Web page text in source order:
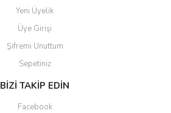
Yeni Üyelik
Üye Girişi
Şifremi Unuttum
Sepetiniz
BİZİ TAKİP EDİN
Facebook